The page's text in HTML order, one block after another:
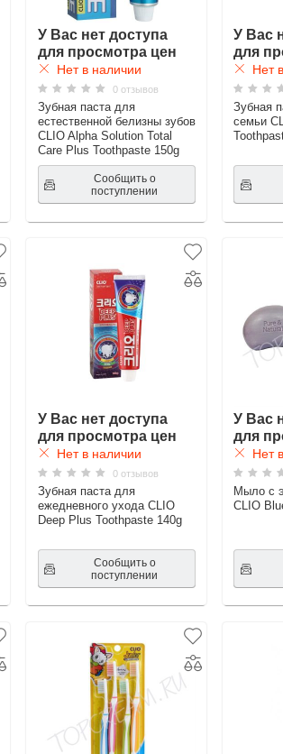
У Вас нет доступа
для просмотра цен
Нет в наличии
0 отзывов
Зубная паста для
естественной белизны зубов
CLIO Alpha Solution Total
Care Plus Toothpaste 150g
Сообщить о
поступлении
У Вас
для
Нет
Зубная
семьи
У Вас нет доступа
для просмотра цен
Нет в наличии
0 отзывов
Зубная паста для
ежедневного ухода CLIO
Deep Plus Toothpaste 140g
Сообщить о
поступлении
У Вас
для
Нет
Мыло с
CLIO